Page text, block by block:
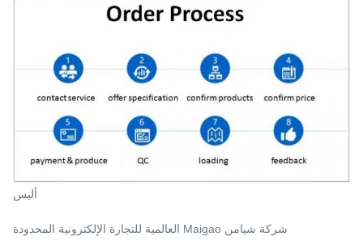
أليس
شركة شيامن Maigao العالمية للتجارة الإلكترونية المحدودة